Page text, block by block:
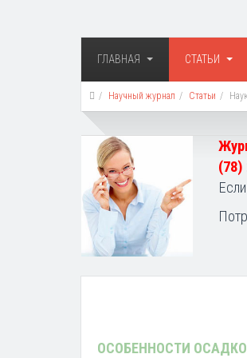
ГЛАВНАЯ СТАТЬИ
Научный журнал Статьи
(78)
ОСОБЕННОСТИ